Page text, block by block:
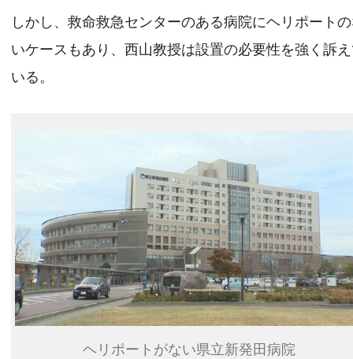
しかし、救命救急センターのある病院にヘリポート
いケースもあり、西山教授は設置の必要性を強く訴
いる。
ヘリポートがない県立新発田病院